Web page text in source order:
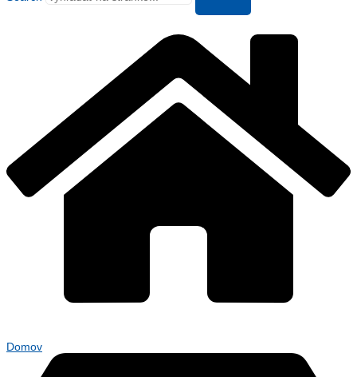
Domov